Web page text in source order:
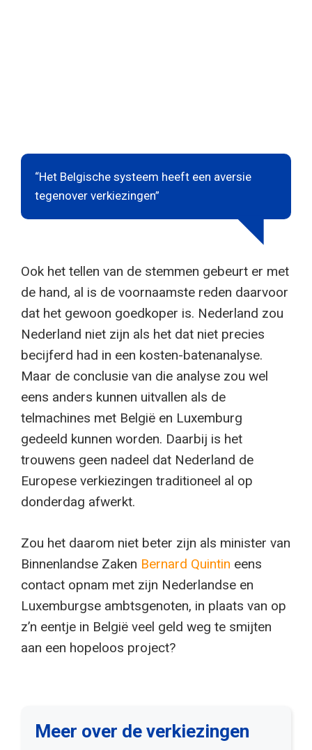
“Het Belgische systeem heeft een aversie
tegenover verkiezingen”
Ook het tellen van de stemmen gebeurt er met
de hand, al is de voornaamste reden daarvoor
dat het gewoon goedkoper is. Nederland zou
Nederland niet zijn als het dat niet precies
becijferd had in een kosten-batenanalyse.
Maar de conclusie van die analyse zou wel
eens anders kunnen uitvallen als de
telmachines met België en Luxemburg
gedeeld kunnen worden. Daarbij is het
trouwens geen nadeel dat Nederland de
Europese verkiezingen traditioneel al op
donderdag afwerkt.
Zou het daarom niet beter zijn als minister van
Binnenlandse Zaken Bernard Quintin eens
contact opnam met zijn Nederlandse en
Luxemburgse ambtsgenoten, in plaats van op
z’n eentje in België veel geld weg te smijten
aan een hopeloos project?
Meer over de verkiezingen